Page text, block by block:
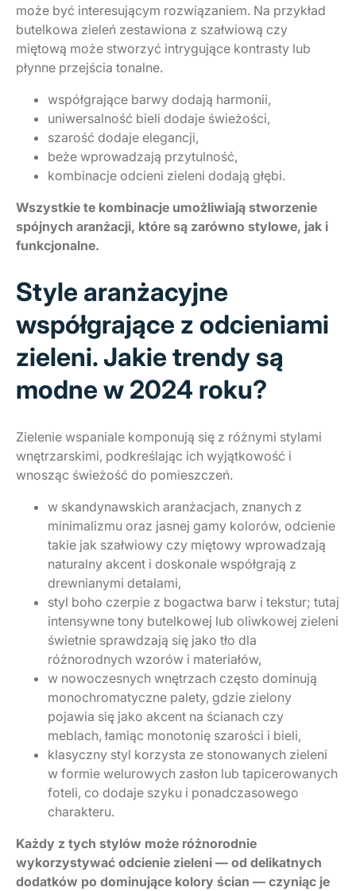
może być interesującym rozwiązaniem. Na przykład
butelkowa zieleń zestawiona z szałwiową czy
miętową może stworzyć intrygujące kontrasty lub
płynne przejścia tonalne.
współgrające barwy dodają harmonii,
uniwersalność bieli dodaje świeżości,
szarość dodaje elegancji,
beże wprowadzają przytulność,
kombinacje odcieni zieleni dodają głębi.
Wszystkie te kombinacje umożliwiają stworzenie
spójnych aranżacji, które są zarówno stylowe, jak i
funkcjonalne.
Style aranżacyjne
współgrające z odcieniami
zieleni. Jakie trendy są
modne w 2024 roku?
Zielenie wspaniale komponują się z różnymi stylami
wnętrzarskimi, podkreślając ich wyjątkowość i
wnosząc świeżość do pomieszczeń.
w skandynawskich aranżacjach, znanych z
minimalizmu oraz jasnej gamy kolorów, odcienie
takie jak szałwiowy czy miętowy wprowadzają
naturalny akcent i doskonale współgrają z
drewnianymi detalami,
styl boho czerpie z bogactwa barw i tekstur; tutaj
intensywne tony butelkowej lub oliwkowej zieleni
świetnie sprawdzają się jako tło dla
różnorodnych wzorów i materiałów,
w nowoczesnych wnętrzach często dominują
monochromatyczne palety, gdzie zielony
pojawia się jako akcent na ścianach czy
meblach, łamiąc monotonię szarości i bieli,
klasyczny styl korzysta ze stonowanych zieleni
w formie welurowych zasłon lub tapicerowanych
foteli, co dodaje szyku i ponadczasowego
charakteru.
Każdy z tych stylów może różnorodnie
wykorzystywać odcienie zieleni — od delikatnych
dodatków po dominujące kolory ścian — czyniąc je